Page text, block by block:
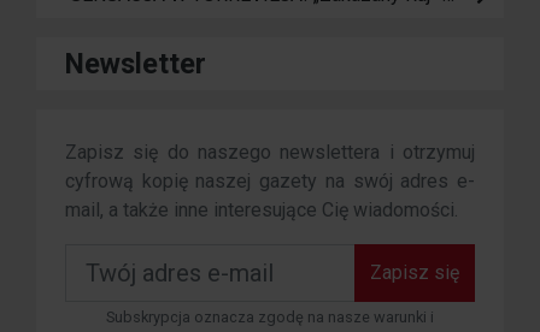
Newsletter
Zapisz się do naszego newslettera i otrzymuj
cyfrową kopię naszej gazety na swój adres e-
mail, a także inne interesujące Cię wiadomości.
Zapisz się
Subskrypcja oznacza zgodę na nasze warunki i